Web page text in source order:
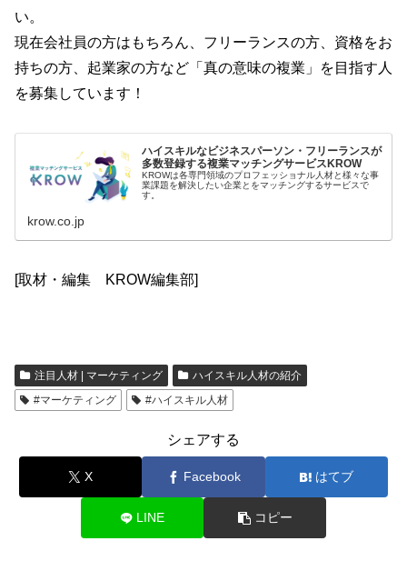
い。
現在会社員の方はもちろん、フリーランスの方、資格をお
持ちの方、起業家の方など「真の意味の複業」を目指す人
を募集しています！
ハイスキルなビジネスパーソン・フリーランスが
多数登録する複業マッチングサービスKROW
KROWは各専門領域のプロフェッショナル人材と様々な事
業課題を解決したい企業とをマッチングするサービスで
す。
krow.co.jp
[取材・編集 KROW編集部]
注目人材 | マーケティング
ハイスキル人材の紹介
#マーケティング
#ハイスキル人材
シェアする
X Facebook はてブ
LINE コピー